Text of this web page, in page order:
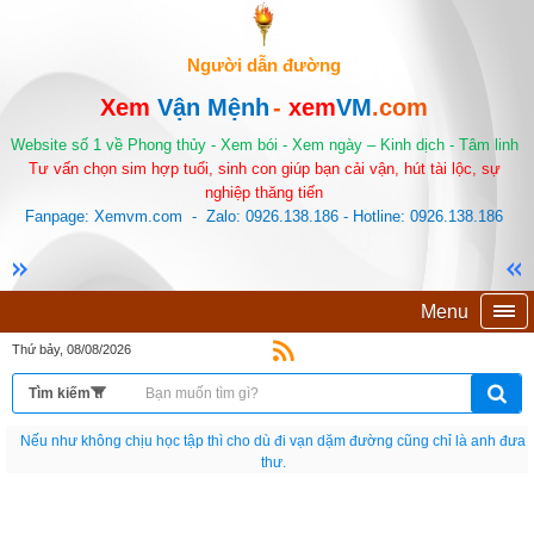
Người dẫn đường
Xem Vận Mệnh- xemVM.com
Website số 1 về Phong thủy - Xem bói - Xem ngày – Kinh dịch - Tâm linh
Tư vấn chọn sim hợp tuổi, sinh con giúp bạn cải vận, hút tài lộc, sự
nghiệp thăng tiến
Fanpage: Xemvm.com - Zalo: 0926.138.186 - Hotline: 0926.138.186
Menu
Thứ bảy, 08/08/2026
Nếu như không chịu học tập thì cho dù đi vạn dặm đường cũng chỉ là anh đưa
thư.